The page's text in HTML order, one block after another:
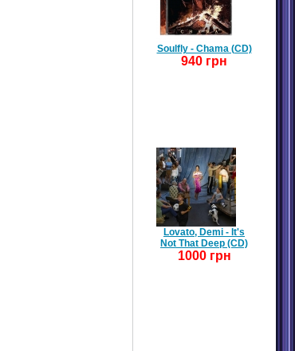
Soulfly - Chama (CD)
940 грн
Lovato, Demi - It's
Not That Deep (CD)
1000 грн